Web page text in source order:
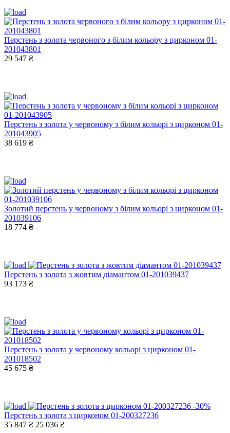
Перстень з золота червоного з білим кольору з цирконом 01-
201043801
29 547 ₴
Перстень з золота у червоному з білим кольорі з цирконом 01-
201043905
38 619 ₴
Золотий перстень у червоному з білим кольорі з цирконом 01-
201039106
18 774 ₴
Перстень з золота з жовтим діамантом 01-201039437
93 173 ₴
Перстень з золота у червоному кольорі з цирконом 01-
201018502
45 675 ₴
-30%
Перстень з золота з цирконом 01-200327236
35 847 ₴ 25 036 ₴